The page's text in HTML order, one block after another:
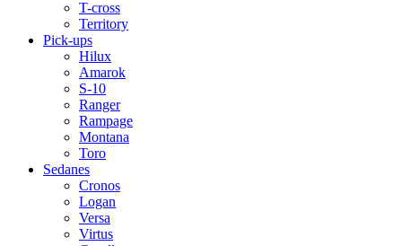
T-cross
Territory
Pick-ups
Hilux
Amarok
S-10
Ranger
Rampage
Montana
Toro
Sedanes
Cronos
Logan
Versa
Virtus